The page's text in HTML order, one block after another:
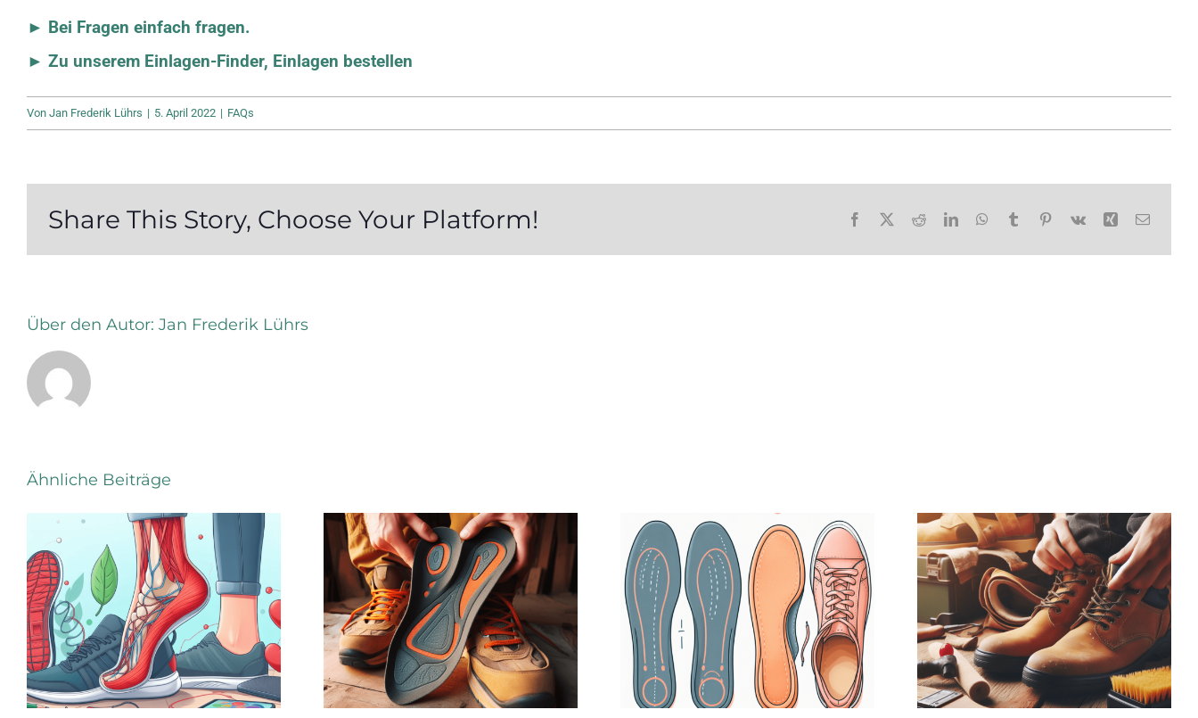
► Bei Fragen einfach fragen.
► Zu unserem Einlagen-Finder, Einlagen bestellen
Von Jan Frederik Lührs | 5. April 2022 | FAQs
Share This Story, Choose Your Platform! Facebook RedditLinkedInWhatsApp
Tumblr Pinterest
Vk Xing E-
Über den Autor: Jan Frederik Lührs
Ähnliche Beiträge
Die Vorzüge
einer
sensomotorischen
Einlage
Mediale
Stärkung des
Fuß-
Längsgewölbes
durch Einlagen
im
Arbeitsschuh?
Unterschied
zwischen
herkömmlichen
Einlagen und
4Point Einlagen
Gelesen: „Tipps
& Tricks für die
Pflege von
Sicherheitsschuhen“